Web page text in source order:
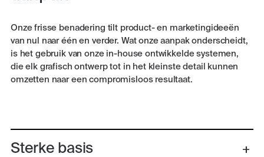
Onze frisse benadering tilt product- en marketingideeën
van nul naar één en verder. Wat onze aanpak onderscheidt,
is het gebruik van onze in-house ontwikkelde systemen,
die elk grafisch ontwerp tot in het kleinste detail kunnen
omzetten naar een compromisloos resultaat.
Sterke basis